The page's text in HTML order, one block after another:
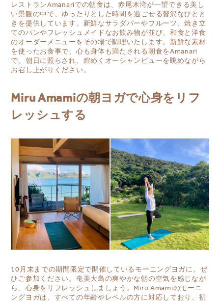
レストランAmanariでの朝食は、赤尾木湾が一望できる美し
い景観の中で、ゆったりとした時間を過ごせる贅沢なひとと
きを提供しています。新鮮なサラダバーやフルーツ、焼き立
てのパンやフレッシュメイドなお飲み物が並び、和食と洋食
のオーダーメニューをその場で調理いたします。新鮮な素材
を使ったお食事で、心も身体も満たされる朝食をAmanari
で。朝日に照らされ、煌めくオーシャンビューを眺めながら
お召し上がりください。
Miru Amamiの朝ヨガで心身をリフ
レッシュする
10月末までの期間限定で開催しているモーニングヨガに、ぜ
ひご参加ください。奄美大島の爽やかな朝の空気を感じなが
ら、心身をリフレッシュしましょう。Miru Amamiのモーニ
ングヨガは、すべての年齢やレベルの方に対応しており、初